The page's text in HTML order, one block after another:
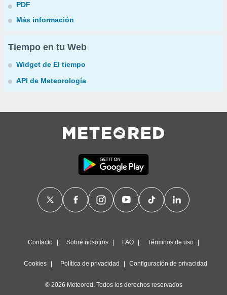
PDF
Más información
Tiempo en tu Web
Widget de El tiempo
API de Meteorología
Contacto Sobre nosotros FAQ Términos de uso
Cookies Política de privacidad Configuración de privacidad
© 2026 Meteored. Todos los derechos reservados